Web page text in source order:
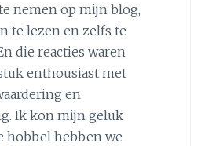
nemen op mijn blog,
te lezen en zelfs te
die reacties waren
enthousiast met
en
Ik kon mijn geluk
hobbel hebben we